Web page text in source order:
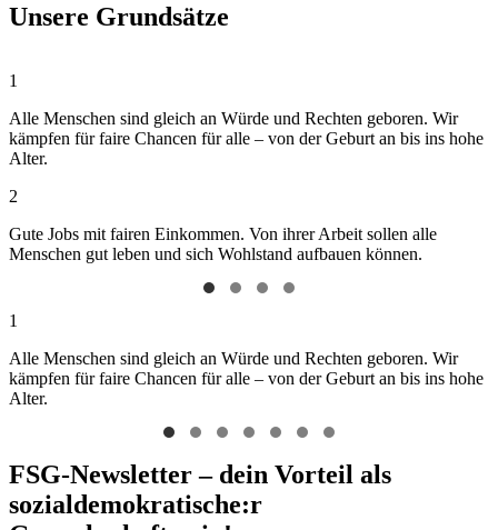
Unsere Grundsätze
1
Alle Menschen sind gleich an Würde und Rechten geboren. Wir
kämpfen für faire Chancen für alle – von der Geburt an bis ins hohe
Alter.
2
Gute Jobs mit fairen Einkommen. Von ihrer Arbeit sollen alle
Menschen gut leben und sich Wohlstand aufbauen können.
1
Alle Menschen sind gleich an Würde und Rechten geboren. Wir
kämpfen für faire Chancen für alle – von der Geburt an bis ins hohe
Alter.
FSG-Newsletter – dein Vorteil als
sozialdemokratische:r